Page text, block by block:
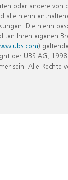
oder andere von
hierin
Die hierin
Ihren eigenen
)
UBS AG,
sein. Alle Rechte